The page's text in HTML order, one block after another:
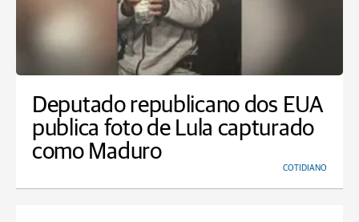
Deputado republicano dos EUA
publica foto de Lula capturado
como Maduro
COTIDIANO